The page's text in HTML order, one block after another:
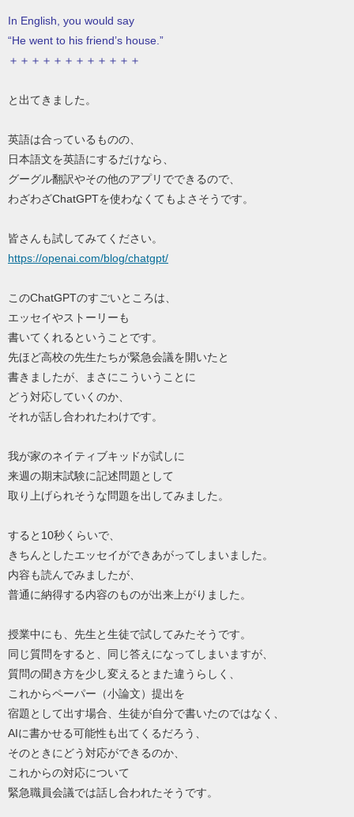
In English, you would say
“He went to his friend’s house.”
＋＋＋＋＋＋＋＋＋＋＋＋
と出てきました。
英語は合っているものの、
日本語文を英語にするだけなら、
グーグル翻訳やその他のアプリでできるので、
わざわざChatGPTを使わなくてもよさそうです。
皆さんも試してみてください。
https://openai.com/blog/chatgpt/
このChatGPTのすごいところは、
エッセイやストーリーも
書いてくれるということです。
先ほど高校の先生たちが緊急会議を開いたと
書きましたが、まさにこういうことに
どう対応していくのか、
それが話し合われたわけです。
我が家のネイティブキッドが試しに
来週の期末試験に記述問題として
取り上げられそうな問題を出してみました。
すると10秒くらいで、
きちんとしたエッセイができあがってしまいました。
内容も読んでみましたが、
普通に納得する内容のものが出来上がりました。
授業中にも、先生と生徒で試してみたそうです。
同じ質問をすると、同じ答えになってしまいますが、
質問の聞き方を少し変えるとまた違うらしく、
これからペーパー（小論文）提出を
宿題として出す場合、生徒が自分で書いたのではなく、
AIに書かせる可能性も出てくるだろう、
そのときにどう対応ができるのか、
これからの対応について
緊急職員会議では話し合われたそうです。